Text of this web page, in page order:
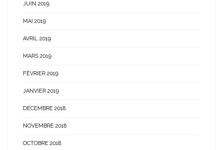
JUIN 2019
MAI 2019
AVRIL 2019
MARS 2019
FÉVRIER 2019
JANVIER 2019
DÉCEMBRE 2018
NOVEMBRE 2018
OCTOBRE 2018